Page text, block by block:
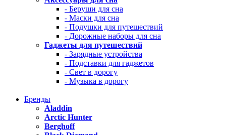
- Беруши для сна
- Маски для сна
- Подушки для путешествий
- Дорожные наборы для сна
Гаджеты для путешествий
- Зарядные устройства
- Подставки для гаджетов
- Свет в дорогу
- Музыка в дорогу
Бренды
Aladdin
Arctic Hunter
Berghoff